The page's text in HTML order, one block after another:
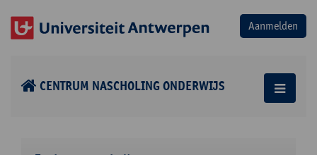
CENTRUM NASCHOLING ONDERWIJS